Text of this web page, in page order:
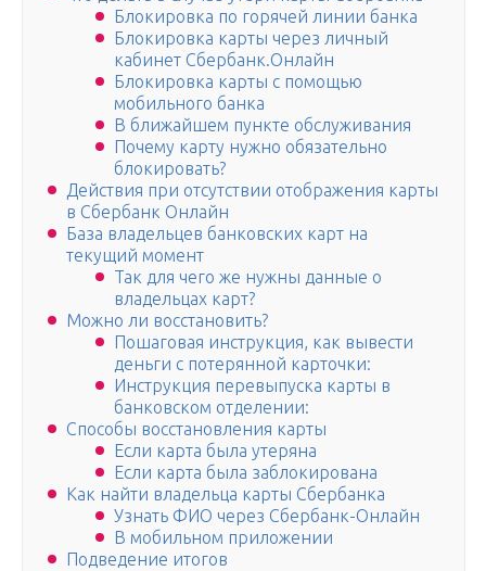
Блокировка по горячей линии банка
Блокировка карты через личный
кабинет Сбербанк.Онлайн
Блокировка карты с помощью
мобильного банка
В ближайшем пункте обслуживания
Почему карту нужно обязательно
блокировать?
Действия при отсутствии отображения карты
в Сбербанк Онлайн
База владельцев банковских карт на
текущий момент
Так для чего же нужны данные о
владельцах карт?
Можно ли восстановить?
Пошаговая инструкция, как вывести
деньги с потерянной карточки:
Инструкция перевыпуска карты в
банковском отделении:
Способы восстановления карты
Если карта была утеряна
Если карта была заблокирована
Как найти владельца карты Сбербанка
Узнать ФИО через Сбербанк-Онлайн
В мобильном приложении
Подведение итогов